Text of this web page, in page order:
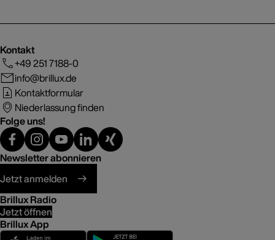
Kontakt
+49 251 7188-0
info@brillux.de
Kontaktformular
Niederlassung finden
Folge uns!
Newsletter abonnieren
Jetzt anmelden
Brillux Radio
Jetzt öffnen
Brillux App